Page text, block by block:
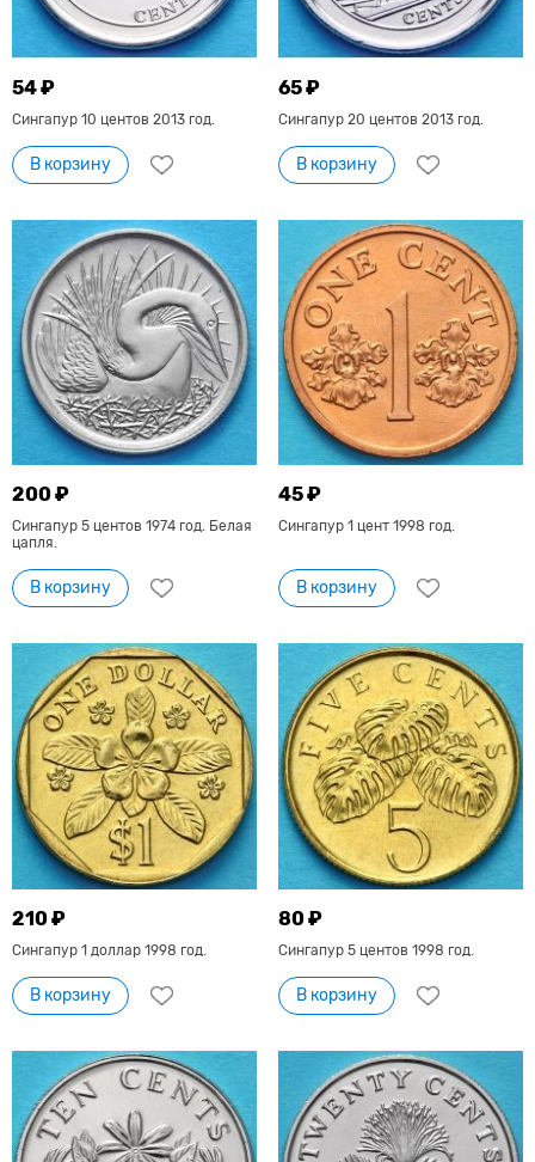
54 ₽
Сингапур 10 центов 2013 год.
В корзину
65 ₽
Сингапур 20 центов 2013 год.
В корзину
200 ₽
Сингапур 5 центов 1974 год. Белая
цапля.
В корзину
45 ₽
Сингапур 1 цент 1998 год.
В корзину
210 ₽
Сингапур 1 доллар 1998 год.
В корзину
80 ₽
Сингапур 5 центов 1998 год.
В корзину